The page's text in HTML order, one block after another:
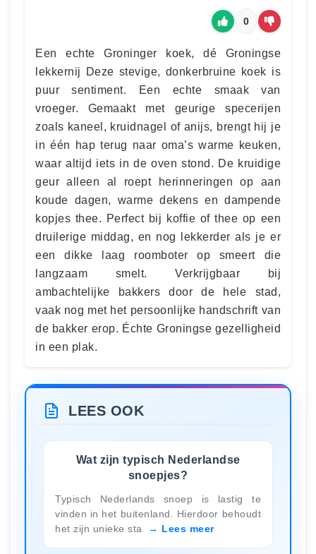
0
Een echte Groninger koek, dé Groningse
lekkernij Deze stevige, donkerbruine koek is
puur sentiment. Een echte smaak van
vroeger. Gemaakt met geurige specerijen
zoals kaneel, kruidnagel of anijs, brengt hij je
in één hap terug naar oma’s warme keuken,
waar altijd iets in de oven stond. De kruidige
geur alleen al roept herinneringen op aan
koude dagen, warme dekens en dampende
kopjes thee. Perfect bij koffie of thee op een
druilerige middag, en nog lekkerder als je er
een dikke laag roomboter op smeert die
langzaam smelt. Verkrijgbaar bij
ambachtelijke bakkers door de hele stad,
vaak nog met het persoonlijke handschrift van
de bakker erop. Échte Groningse gezelligheid
in een plak.
LEES OOK
Wat zijn typisch Nederlandse
snoepjes?
Typisch Nederlands snoep is lastig te
vinden in het buitenland. Hierdoor behoudt
het zijn unieke sta
Lees meer